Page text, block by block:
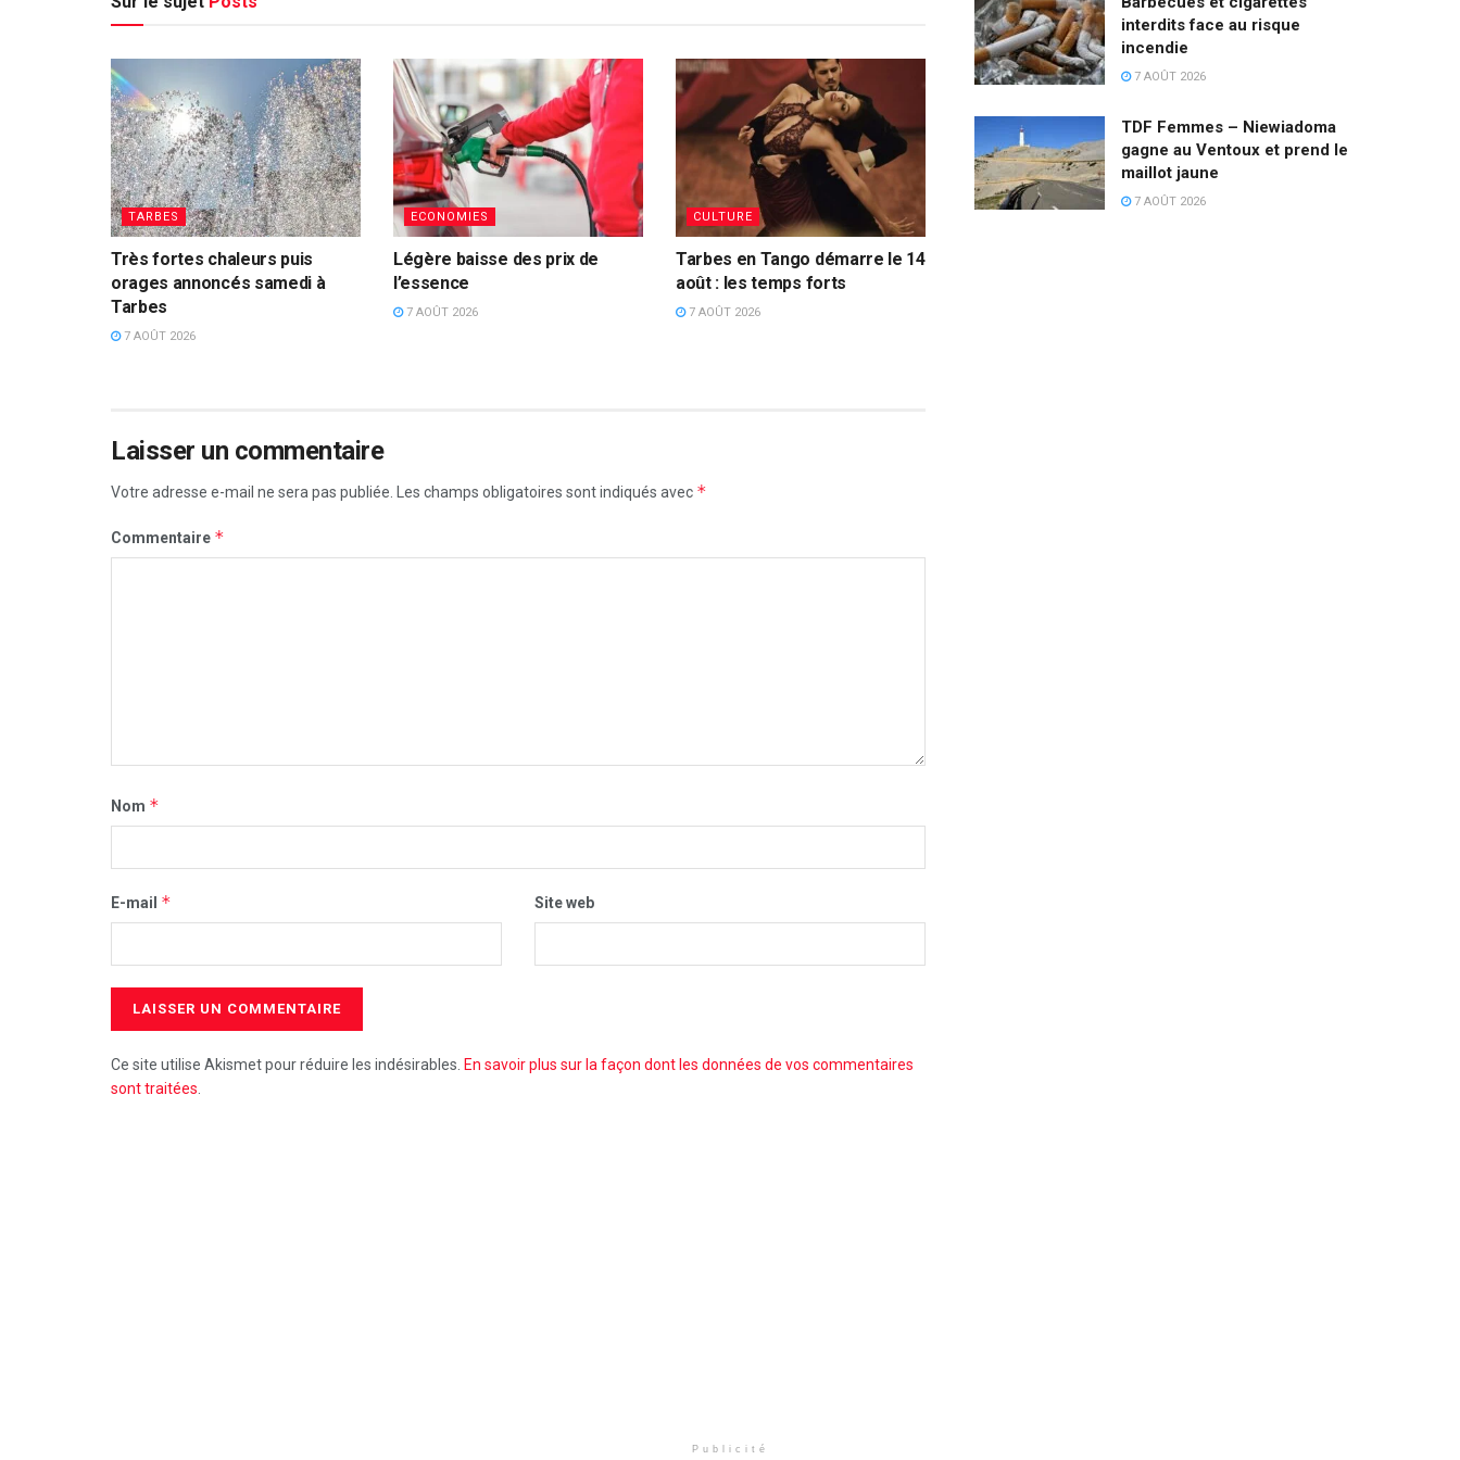
TARBES
Très fortes chaleurs puis
orages annoncés samedi à
Tarbes
7 AOÛT 2026
ECONOMIES
Légère baisse des prix de
l’essence
7 AOÛT 2026
CULTURE
Tarbes en Tango démarre le 14
août : les temps forts
7 AOÛT 2026
Laisser un commentaire
Votre adresse e-mail ne sera pas publiée. Les champs obligatoires sont indiqués avec *
Commentaire *
Nom *
E-mail * Site web
Ce site utilise Akismet pour réduire les indésirables. En savoir plus sur la façon dont les données de vos commentaires
sont traitées.
interdits face au risque
incendie
7 AOÛT 2026
TDF Femmes – Niewiadoma
gagne au Ventoux et prend le
maillot jaune
7 AOÛT 2026
Publicité